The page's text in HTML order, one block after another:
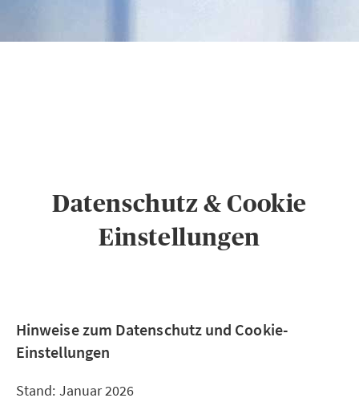
Datenschutz & Cookie
Einstellungen
Hinweise zum Datenschutz und Cookie-
Einstellungen
Stand: Januar 2026